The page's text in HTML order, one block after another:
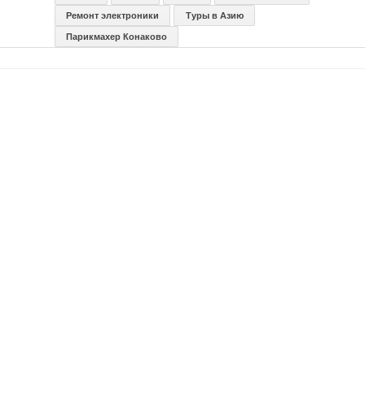
Ремонт электроники Туры в Азию
Парикмахер Конаково